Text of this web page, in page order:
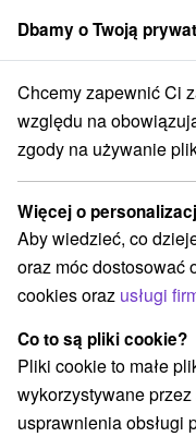
członek grupySorger
Atrakcje na Słowacji
Túry a
Čertovica
Kategorie
Wszystkie kategorie
Atrakcje z adrenaliną(1)
Sporty(1) Chaty
Túry a turistické
Dbamy o Twoją
Chcemy zapewnić Ci
względu na
zgody na używanie
Więcej o
Aby wiedzieć, co
oraz móc dostosować
cookies oraz usługi
Co to są pliki cookie?
Pliki cookie to małe
wykorzystywane
usprawnienia obsługi